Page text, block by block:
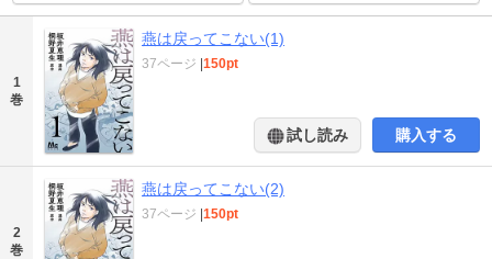
1
巻
燕は戻ってこない(1)
37ページ |150pt
試し読み 購入する
2
巻
燕は戻ってこない(2)
37ページ |150pt